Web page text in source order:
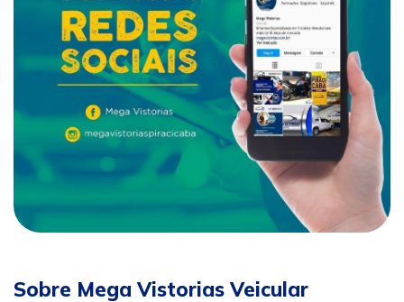
Sobre Mega Vistorias Veicular